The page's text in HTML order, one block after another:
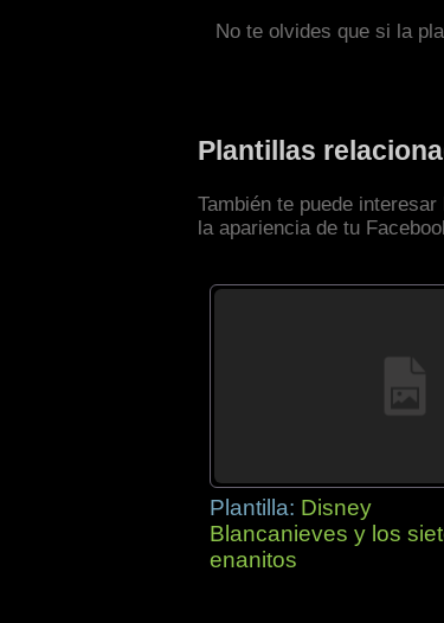
No te olvides que si la
Plantillas
También te puede
la apariencia de tu
Plantilla: Disney
Blancanieves y los
enanitos